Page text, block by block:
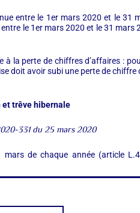
entre le 1er mars 2020 et le
le 1er mars 2020 et le 31
la perte de chiffres d’affaires :
doit avoir subi une perte de chiffre
et trêve hibernale
331 du 25 mars 2020
de chaque année (article